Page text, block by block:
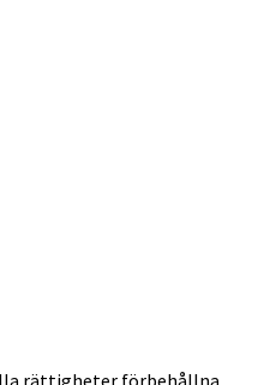
rättigheter förbehållna.